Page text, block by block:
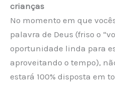
crianças
No momento em que
palavra de Deus (friso o
oportunidade linda para
aproveitando o tempo),
estará 100% disposta em